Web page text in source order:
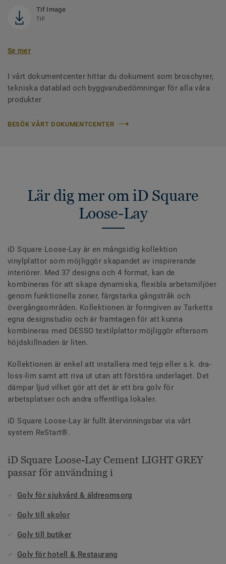
Tif Image
TIF
Se mer
I vårt dokumentcenter hittar du dokument som broschyrer,
tekniska datablad och byggvarubedömningar för alla våra
produkter
BESÖK VÅRT DOKUMENTCENTER
Lär dig mer om iD Square
Loose-Lay
iD Square Loose-Lay är en mångsidig kollektion
vinylplattor som möjliggör skapandet av inspirerande
interiörer. Med 37 designs och 4 format, kan de
kombineras för att skapa dynamiska, flexibla arbetsmiljöer
genom funktionella zoner, färgstarka gångstråk och
övergångsområden. Kollektionen är formgiven av Tarketts
egna designstudio och är framtagen för att kunna
kombineras med DESSO textilplattor möjliggör eftersom
höjdskillnaden är liten.
Kollektionen är enkel att installera med tejp eller s.k. dra-
loss-lim samt att riva ut utan att förstöra underlaget. Det
dämpar ljud vilket gör att det är ett bra golv för
arbetsplatser och andra offentliga lokaler.
iD Square Loose-Lay är fullt återvinningsbar via vårt
system ReStart®.
iD Square Loose-Lay Cement LIGHT GREY
passar för användning i
Golv för sjukvård & äldreomsorg
Golv till skolor
Golv till butiker
Golv för hotell & Restaurang